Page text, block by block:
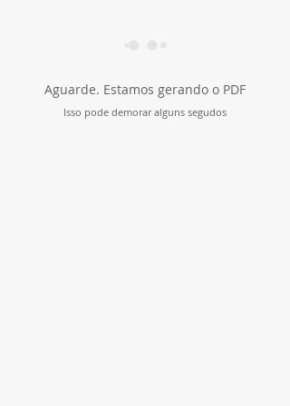
Aguarde. Estamos gerando o PDF
Isso pode demorar alguns segudos